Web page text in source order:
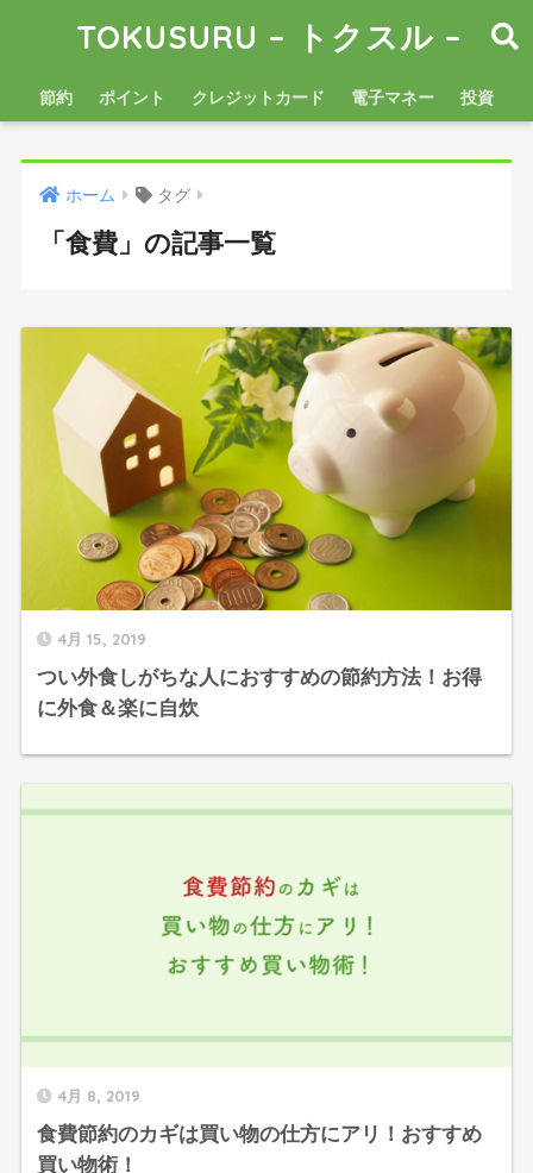
TOKUSURU – トクスル –
節約 ポイント クレジットカード 電子マネー 投資
ホーム タグ
「食費」の記事一覧
4月 15, 2019
つい外食しがちな人におすすめの節約方法！お得
に外食＆楽に自炊
4月 8, 2019
食費節約のカギは買い物の仕方にアリ！おすすめ
買い物術！